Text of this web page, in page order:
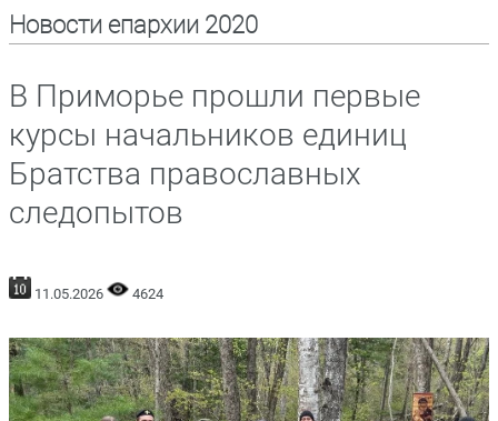
Новости епархии 2020
В Приморье прошли первые
курсы начальников единиц
Братства православных
следопытов
11.05.2026 4624